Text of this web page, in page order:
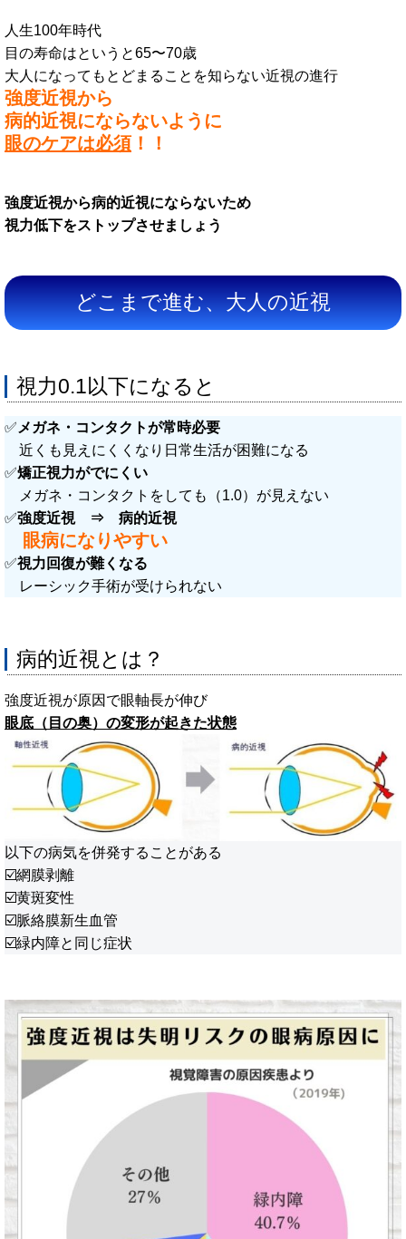
人生100年時代
目の寿命はというと65〜70歳
大人になってもとどまることを知らない近視の進行
強度近視から
病的近視にならないように
眼のケアは必須 ！！
強度近視から病的近視にならないため
視力低下をストップさせましょう
どこまで進む、大人の近視
視力0.1以下になると
✅️ メガネ・コンタクトが常時必要
近くも見えにくくなり日常生活が困難になる
✅️矯正視力がでにくい
メガネ・コンタクトをしても（1.0）が見えない
✅️強度近視 ⇒ 病的近視
眼病になりやすい
✅️視力回復が難くなる
レーシック手術が受けられない
病的近視とは？
強度近視が原因で眼軸長が伸び
眼底（目の奥）の変形が起きた状態
以下の病気を併発することがある
☑️網膜剥離
☑️黄斑変性
☑️脈絡膜新生血管
☑️緑内障と同じ症状